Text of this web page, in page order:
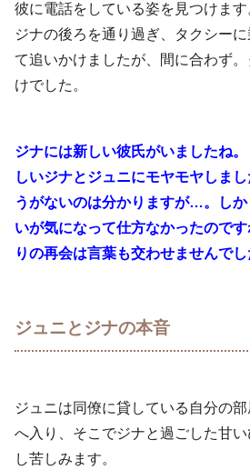
彼に電話をしている姿を見つけま
ジナの後ろを通り過ぎ、タクシー
て追いかけましたが、間に合わず
けでした。
ジナには新しい彼氏がいましたね
しいジナとジュニにモヤモヤしま
うがないのは分かりますが…。し
いが気になって仕方なかったので
りの再会は言葉も交わせませんで
ジュニとジナの本音
ジュニは同僚に貸している自分の
へ入り、そこでジナと過ごした甘
し苦しみます。